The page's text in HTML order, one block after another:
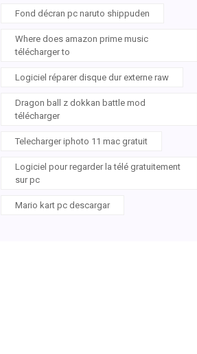
Fond décran pc naruto shippuden
Where does amazon prime music
télécharger to
Logiciel réparer disque dur externe raw
Dragon ball z dokkan battle mod
télécharger
Telecharger iphoto 11 mac gratuit
Logiciel pour regarder la télé gratuitement
sur pc
Mario kart pc descargar